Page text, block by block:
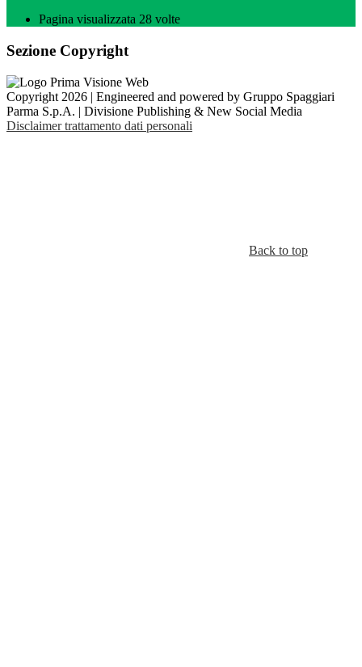
Pagina visualizzata 28 volte
Sezione Copyright
Copyright 2026 | Engineered and powered by Gruppo Spaggiari
Parma S.p.A. | Divisione Publishing & New Social Media
Disclaimer trattamento dati personali
Back to top